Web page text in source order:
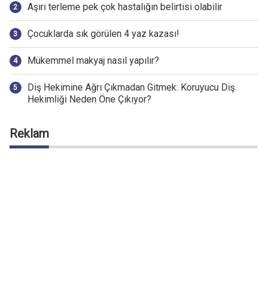
Aşırı terleme pek çok hastalığın belirtisi olabilir
Çocuklarda sık görülen 4 yaz kazası!
Mükemmel makyaj nasıl yapılır?
Diş Hekimine Ağrı Çıkmadan Gitmek: Koruyucu Diş
Hekimliği Neden Öne Çıkıyor?
Reklam